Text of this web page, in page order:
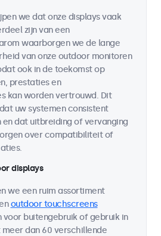
we dat onze displays vaak
zijn van een
waarborgen we de lange
van onze outdoor monitoren
ook in de toekomst op
prestaties en
kan worden vertrouwd. Dit
uw systemen consistent
en dat uitbreiding of vervanging
over compatibiliteit of
displays
we een ruim assortiment
outdoor touchscreens
buitengebruik of gebruik in
dan 60 verschillende